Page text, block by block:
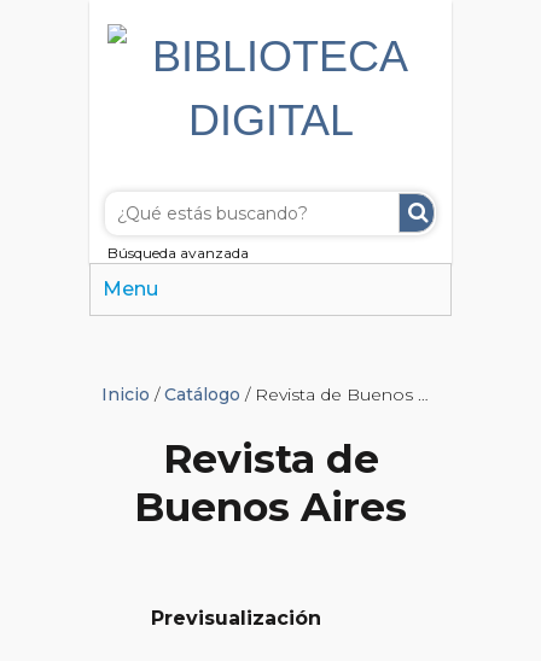
Búsqueda avanzada
Menu
Inicio /Catálogo / Revista de Buenos Aires
Revista de
Buenos Aires
Previsualización